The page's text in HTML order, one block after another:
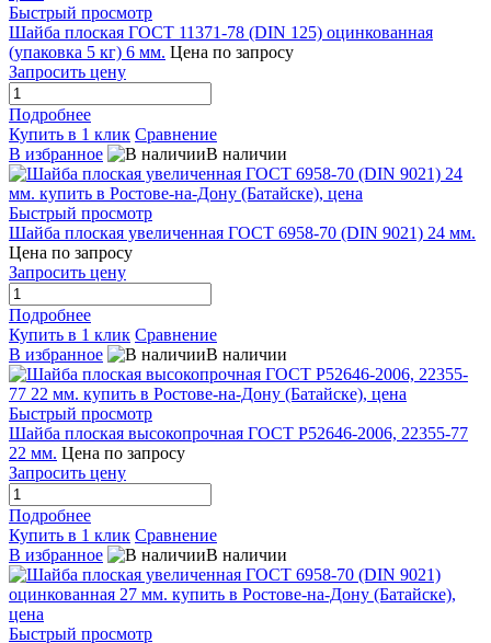
Быстрый просмотр
Шайба плоская ГОСТ 11371-78 (DIN 125) оцинкованная
(упаковка 5 кг) 6 мм. Цена по запросу
Запросить цену
Подробнее
Купить в 1 клик Сравнение
В избранное
В наличии
Быстрый просмотр
Шайба плоская увеличенная ГОСТ 6958-70 (DIN 9021) 24 мм.
Цена по запросу
Запросить цену
Подробнее
Купить в 1 клик Сравнение
В избранное
В наличии
Быстрый просмотр
Шайба плоская высокопрочная ГОСТ Р52646-2006, 22355-77
22 мм. Цена по запросу
Запросить цену
Подробнее
Купить в 1 клик Сравнение
В избранное
В наличии
Быстрый просмотр